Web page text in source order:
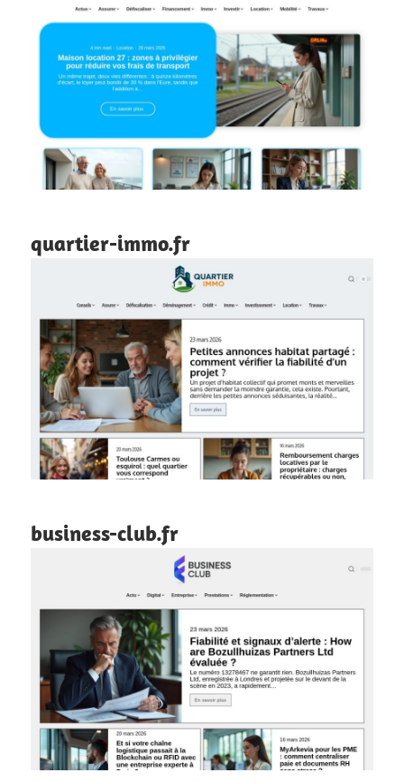
quartier-immo.fr
business-club.fr